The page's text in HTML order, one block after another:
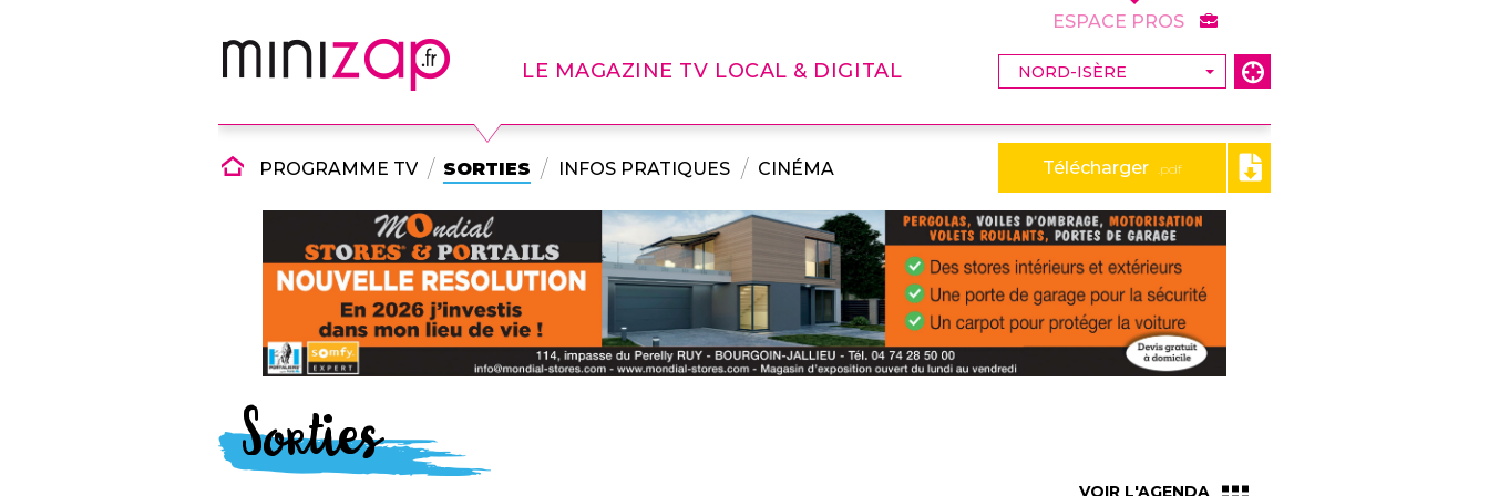
LE MAGAZINE TV LOCAL & DIGITAL
PROGRAMME TV SORTIES INFOS PRATIQUES CINÉMA Télécharger .pdf
ESPACE PROS
Sorties
VOIR L'AGENDA